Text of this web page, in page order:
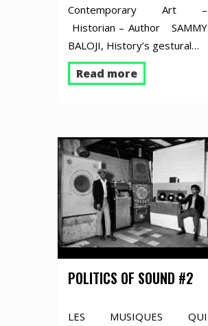
Contemporary Art –
Historian – Author SAMMY
BALOJI, History’s gestural…
Read more
POLITICS OF SOUND #2
LES MUSIQUES QUI